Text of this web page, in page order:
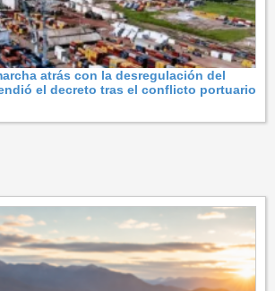
atrás con la desregulación del
el decreto tras el conflicto portuario